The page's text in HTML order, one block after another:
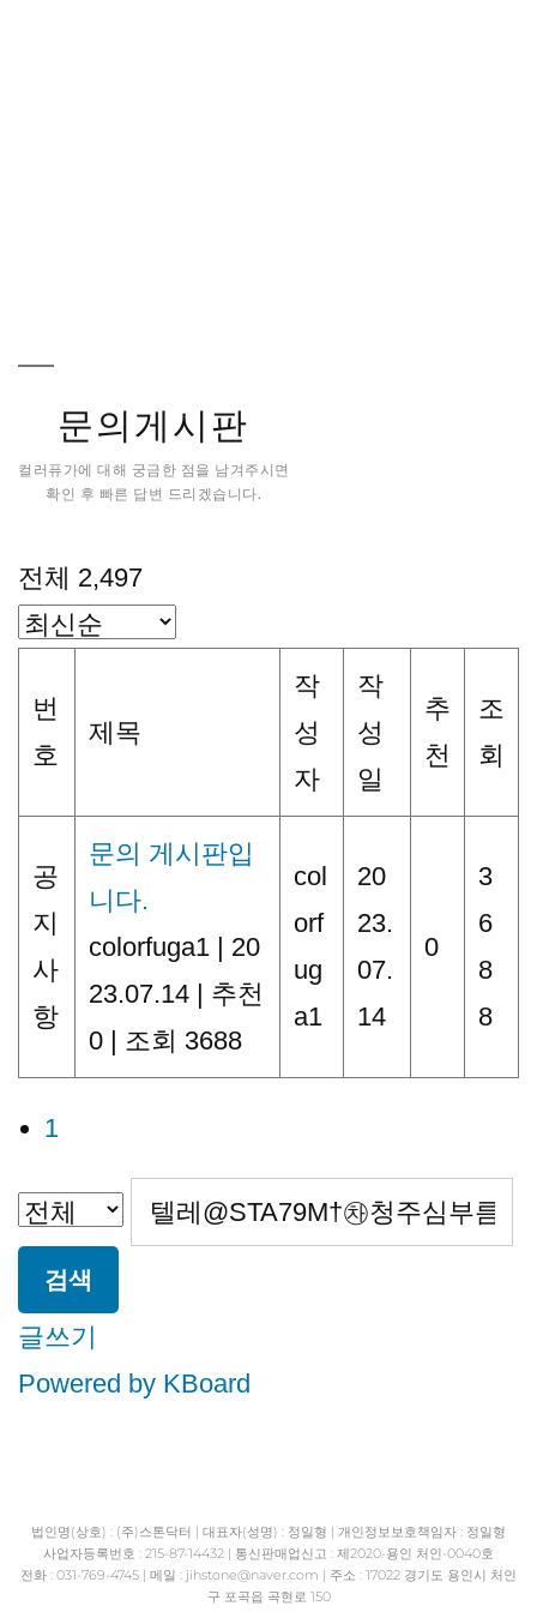
문의게시판
컬러퓨가에 대해 궁금한 점을 남겨주시면
확인 후 빠른 답변 드리겠습니다.
전체 2,497
번
호
제목
작
성
자
작
성
일
추
천
조
회
공
지
사
항
문의 게시판입
니다.
colorfuga1 | 20
23.07.14 | 추천
0 | 조회 3688
col
orf
ug
a1
20
23.
07.
14
0
3
6
8
8
1
검색
글쓰기
Powered by KBoard
법인명(상호) : (주)스톤닥터 | 대표자(성명) : 정일형 | 개인정보보호책임자 : 정일형
사업자등록번호 : 215-87-14432 | 통신판매업신고 : 제2020-용인 처인-0040호
전화 : 031-769-4745 | 메일 : jihstone@naver.com | 주소 : 17022 경기도 용인시 처인
구 포곡읍 곡현로 150